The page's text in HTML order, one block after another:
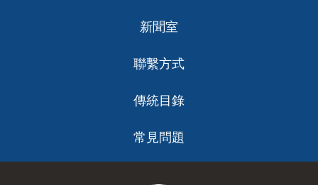
新聞室
聯繫方式
傳統目錄
常見問題